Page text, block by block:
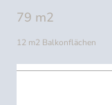
79 m2
12 m2 Balkonflächen